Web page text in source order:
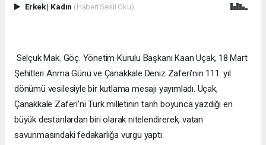
Erkek| Kadın (Haberi Sesli Oku)
Selçuk Mak. Göç. Yönetim Kurulu Başkanı Kaan Uçak, 18 Mart
Şehitleri Anma Günü ve Çanakkale Deniz Zaferi’nin 111. yıl
dönümü vesilesiyle bir kutlama mesajı yayımladı. Uçak,
Çanakkale Zaferi’ni Türk milletinin tarih boyunca yazdığı en
büyük destanlardan biri olarak nitelendirerek, vatan
savunmasındaki fedakarlığa vurgu yaptı.